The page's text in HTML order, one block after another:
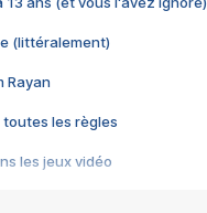
(littéralement)
Rayan
toutes les règles
les jeux vidéo